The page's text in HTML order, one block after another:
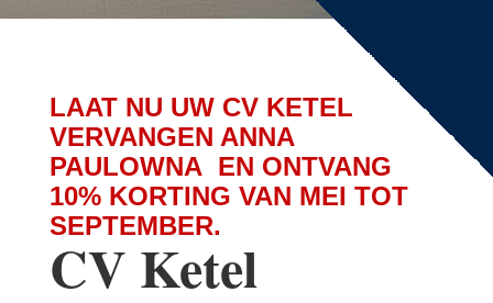
LAAT NU UW CV KETEL
VERVANGEN ANNA
PAULOWNA EN ONTVANG
10% KORTING VAN MEI TOT
SEPTEMBER.
CV Ketel